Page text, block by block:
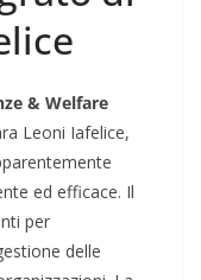
& Welfare
Leoni Iafelice,
ed efficace. Il
per
delle